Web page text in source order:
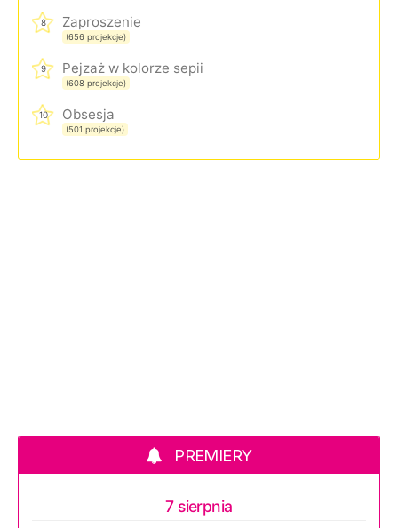
8 Zaproszenie
(656 projekcje)
9 Pejzaż w kolorze sepii
(608 projekcje)
10 Obsesja
(501 projekcje)
PREMIERY
7 sierpnia